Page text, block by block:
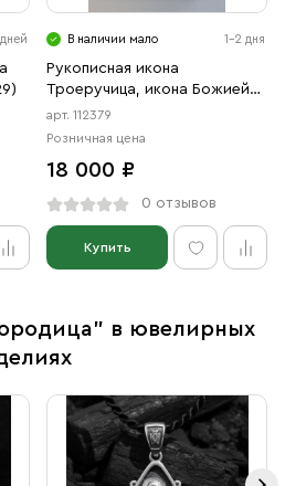
В наличии мало 1-2 дня
Рукописная икона
Троеручица, икона Божией
Матери
арт. 112379
Розничная цена
18 000 ₽
0 отзывов
Купить
в ювелирных